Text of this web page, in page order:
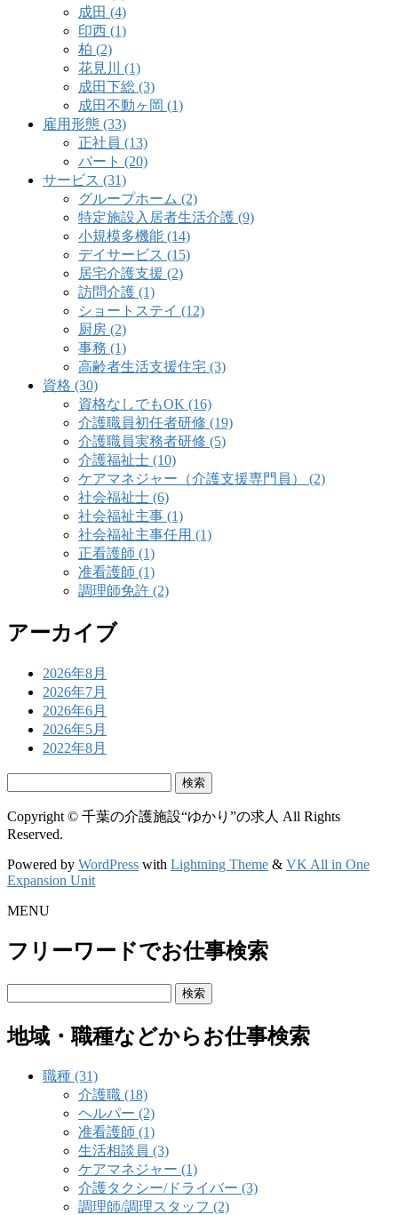
成田 (4)
印西 (1)
柏 (2)
花見川 (1)
成田下総 (3)
成田不動ヶ岡 (1)
雇用形態 (33)
正社員 (13)
パート (20)
サービス (31)
グループホーム (2)
特定施設入居者生活介護 (9)
小規模多機能 (14)
デイサービス (15)
居宅介護支援 (2)
訪問介護 (1)
ショートステイ (12)
厨房 (2)
事務 (1)
高齢者生活支援住宅 (3)
資格 (30)
資格なしでもOK (16)
介護職員初任者研修 (19)
介護職員実務者研修 (5)
介護福祉士 (10)
ケアマネジャー（介護支援専門員） (2)
社会福祉士 (6)
社会福祉主事 (1)
社会福祉主事任用 (1)
正看護師 (1)
准看護師 (1)
調理師免許 (2)
アーカイブ
2026年8月
2026年7月
2026年6月
2026年5月
2022年8月
Copyright © 千葉の介護施設“ゆかり”の求人 All Rights
Reserved.
Powered by WordPress with Lightning Theme & VK All in One
Expansion Unit
MENU
フリーワードでお仕事検索
地域・職種などからお仕事検索
職種 (31)
介護職 (18)
ヘルパー (2)
准看護師 (1)
生活相談員 (3)
ケアマネジャー (1)
介護タクシー/ドライバー (3)
調理師/調理スタッフ (2)